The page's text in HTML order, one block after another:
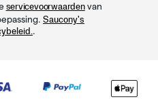
servicevoorwaardenvan
Saucony's
.